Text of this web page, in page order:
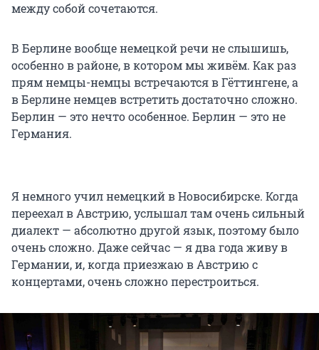
между собой сочетаются.
В Берлине вообще немецкой речи не слышишь,
особенно в районе, в котором мы живём. Как раз
прям немцы-немцы встречаются в Гёттингене, а
в Берлине немцев встретить достаточно сложно.
Берлин — это нечто особенное. Берлин — это не
Германия.
Я немного учил немецкий в Новосибирске. Когда
переехал в Австрию, услышал там очень сильный
диалект — абсолютно другой язык, поэтому было
очень сложно. Даже сейчас — я два года живу в
Германии, и, когда приезжаю в Австрию с
концертами, очень сложно перестроиться.